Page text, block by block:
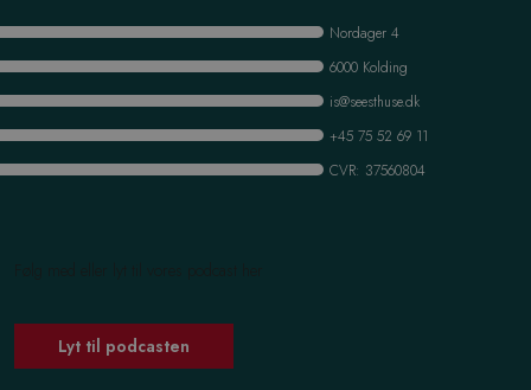
Nordager 4
6000 Kolding
is@seesthuse.dk
+45 75 52 69 11
CVR: 37560804
Lyt til podcasten